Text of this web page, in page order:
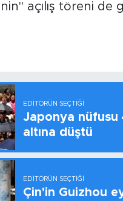
açılış töreni de
EDITÖRÜN SEÇTIĞI
Japonya nüfusu
altına düştü
EDITÖRÜN SEÇTIĞI
Çin'in Guizhou